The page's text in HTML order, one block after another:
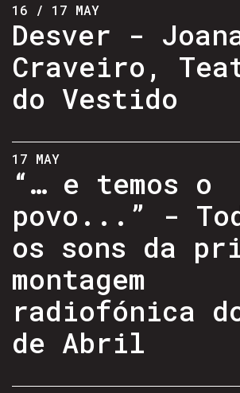
16 / 17 MAY
Desver -
Craveiro,
do Vestido
17 MAY
“… e temos o
povo...” -
os sons da
montagem
radiofónica
de Abril